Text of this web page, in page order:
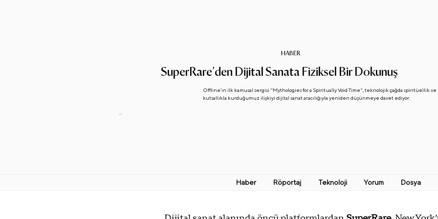
HABER
Offline’ın ilk kamusal sergisi "Mythologies for a Spiritually Void Time", teknolojik çağda spiritüellik ve
kutsallıkla kurduğumuz ilişkiyi dijital sanat aracılığıyla yeniden düşünmeye davet ediyor.
SuperRare’den Dijital Sanata Fiziksel Bir Dokunuş
Haber Röportaj Teknoloji Yorum Dosya